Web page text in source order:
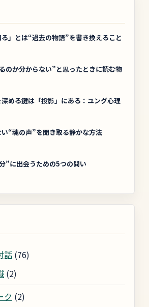
る」とは“過去の物語”を書き換えること
のか分からない”と思ったときに読む物
深める鍵は「投影」にある：ユング心理
“魂の声”を聞き取る静かな方法
”に出会うための5つの問い
話 (76)
(2)
ク (2)